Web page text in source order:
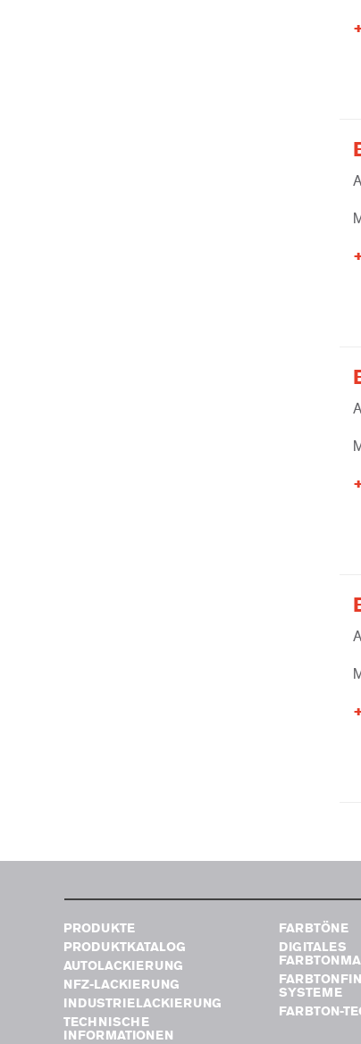
PRODUKTE
PRODUKTKATALOG
AUTOLACKIERUNG
NFZ-LACKIERUNG
INDUSTRIELACKIERUNG
TECHNISCHE
INFORMATIONEN
FARBTÖNE
DIGITALES
SYSTEME
FARBTON-